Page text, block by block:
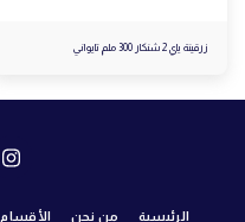
زرقينة ياي 2 شنكار 300 ملم تايواني
الرئيسية من نحن الأقسام